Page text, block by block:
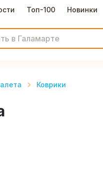
Топ-100 Новинки
Коврики